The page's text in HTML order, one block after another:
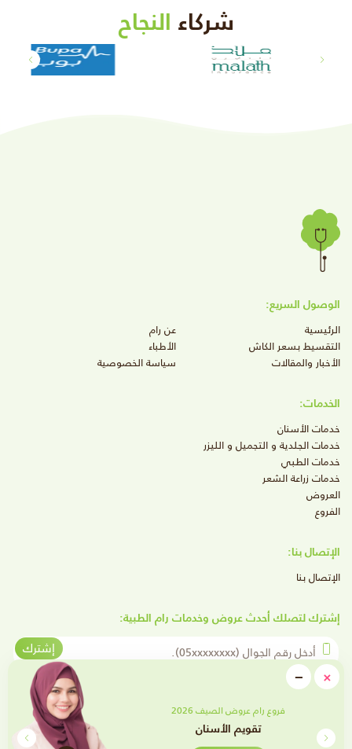
×
close−
Minimize
فروع رام عروض الصيف 2026
تقويم الأسنان
شركاء النجاح
الوصول السريع:
الرئيسية
عن رام
التقسيط بسعر الكاش
الأطباء
الأخبار والمقالات
سياسة الخصوصية
الخدمات:
خدمات الأسنان
خدمات الجلدية و التجميل و الليزر
خدمات الطبي
خدمات زراعة الشعر
العروض
الفروع
الإتصال بنا:
الإتصال بنا
إشترك لتصلك أحدث عروض وخدمات رام الطبية:
أدخل رقم الجوال
إشترك